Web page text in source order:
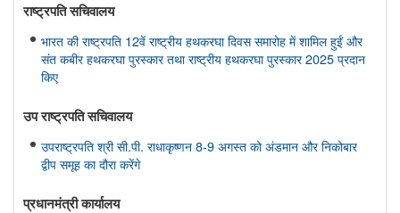
राष्ट्रपति सचिवालय
भारत की राष्ट्रपति 12वें राष्ट्रीय हथकरघा दिवस समारोह में शामिल हुईं और
संत कबीर हथकरघा पुरस्कार तथा राष्ट्रीय हथकरघा पुरस्कार 2025 प्रदान
किए
उप राष्ट्रपति सचिवालय
उपराष्ट्रपति श्री सी.पी. राधाकृष्णन 8-9 अगस्त को अंडमान और निकोबार
द्वीप समूह का दौरा करेंगे
प्रधानमंत्री कार्यालय